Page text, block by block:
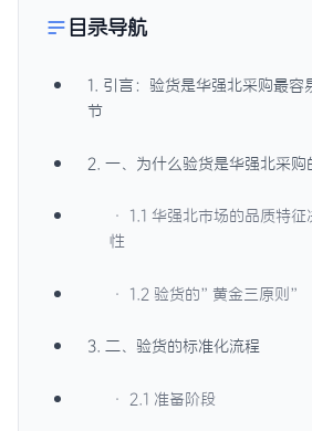
目录导航
1. 引言：验货是华强北采购最容
节
2. 一、为什么验货是华强北采
· 1.1 华强北市场的品质特
性
· 1.2 验货的”黄金三原则”
3. 二、验货的标准化流程
· 2.1 准备阶段